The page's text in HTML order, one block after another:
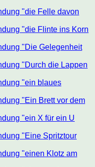
"die Felle davon
"die Flinte ins Korn
"Die Gelegenheit
"Durch die Lappen
"ein blaues
"Ein Brett vor dem
"ein X für ein U
"Eine Spritztour
"einen Klotz am